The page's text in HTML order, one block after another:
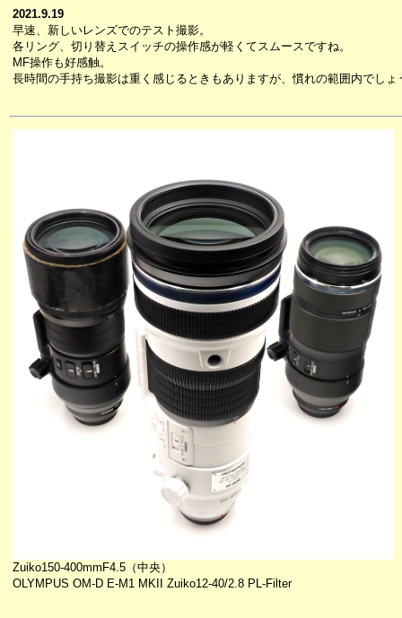
2021.9.19
早速、新しいレンズでのテスト撮影。
各リング、切り替えスイッチの操作感が軽くてスムースですね。
MF操作も好感触。
長時間の手持ち撮影は重く感じるときもありますが、慣れの範囲内でしょ
Zuiko150-400mmF4.5（中央）
OLYMPUS OM-D E-M1 MKII Zuiko12-40/2.8 PL-Filter